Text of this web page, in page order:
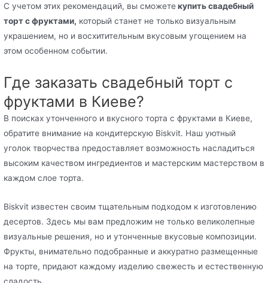
С учетом этих рекомендаций, вы сможетекупить свадебный
торт с фруктами, который станет не только визуальным
украшением, но и восхитительным вкусовым угощением на
этом особенном событии.
Где заказать свадебный торт с
фруктами в Киеве?
В поисках утонченного и вкусного торта с фруктами в Киеве,
обратите внимание на кондитерскую Biskvit. Наш уютный
уголок творчества предоставляет возможность насладиться
высоким качеством ингредиентов и мастерским мастерством в
каждом слое торта.
Biskvit известен своим тщательным подходом к изготовлению
десертов. Здесь мы вам предложим не только великолепные
визуальные решения, но и утонченные вкусовые композиции.
Фрукты, внимательно подобранные и аккуратно размещенные
на торте, придают каждому изделию свежесть и естественную